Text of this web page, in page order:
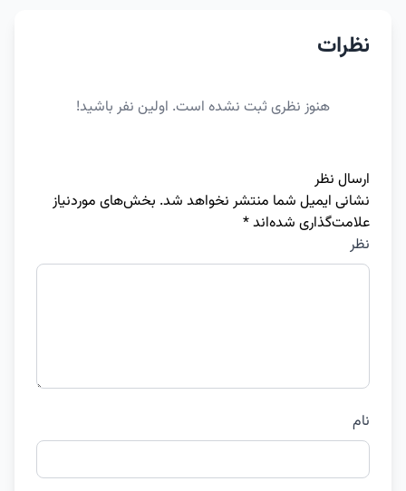
نظرات
هنوز نظری ثبت نشده است. اولین نفر باشید!
ارسال نظر
نشانی ایمیل شما منتشر نخواهد شد. بخش‌های موردنیاز
علامت‌گذاری شده‌اند*
نظر
نام